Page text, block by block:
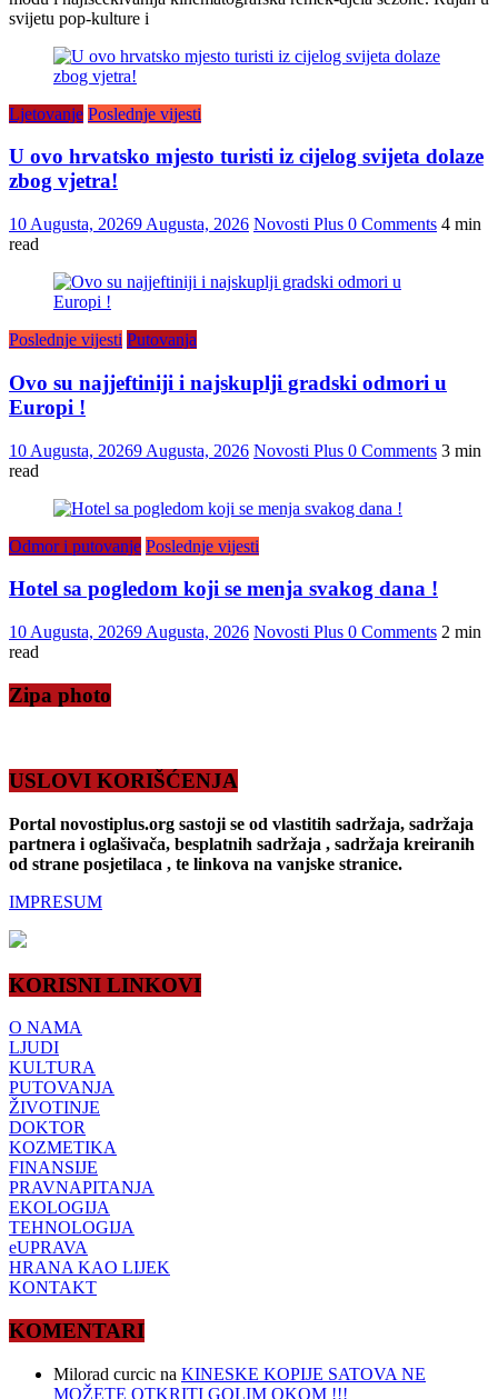
svijetu pop-kulture i
Ljetovanje Poslednje vijesti
U ovo hrvatsko mjesto turisti iz cijelog svijeta dolaze
zbog vjetra!
10 Augusta, 20269 Augusta, 2026 Novosti Plus 0 Comments 4 min
read
Poslednje vijesti Putovanja
Ovo su najjeftiniji i najskuplji gradski odmori u
Europi !
10 Augusta, 20269 Augusta, 2026 Novosti Plus 0 Comments 3 min
read
Odmor i putovanje Poslednje vijesti
Hotel sa pogledom koji se menja svakog dana !
10 Augusta, 20269 Augusta, 2026 Novosti Plus 0 Comments 2 min
read
Zipa photo
USLOVI KORIŠĆENJA
Portal novostiplus.org sastoji se od vlastitih sadržaja, sadržaja
partnera i oglašivača, besplatnih sadržaja , sadržaja kreiranih
od strane posjetilaca , te linkova na vanjske stranice.
IMPRESUM
KORISNI LINKOVI
O NAMA
LJUDI
KULTURA
PUTOVANJA
ŽIVOTINJE
DOKTOR
KOZMETIKA
FINANSIJE
PRAVNAPITANJA
EKOLOGIJA
TEHNOLOGIJA
eUPRAVA
HRANA KAO LIJEK
KONTAKT
KOMENTARI
Milorad curcic na KINESKE KOPIJE SATOVA NE
MOŽETE OTKRITI GOLIM OKOM !!!